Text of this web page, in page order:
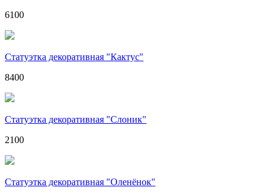
6100
Статуэтка декоративная "Кактус"
8400
Статуэтка декоративная "Слоник"
2100
Статуэтка декоративная "Оленёнок"